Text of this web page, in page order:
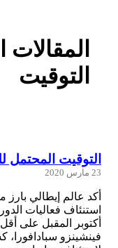
التوقيت
التوقيت المحتمل
23 مارس 2020
أكد عالم إيطالي
استنئاف فعاليات
أكتوبر المقبل على
فينشينزو